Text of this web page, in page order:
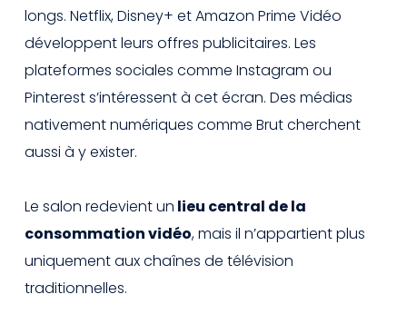
longs. Netflix, Disney+ et Amazon Prime Vidéo
développent leurs offres publicitaires. Les
plateformes sociales comme Instagram ou
Pinterest s’intéressent à cet écran. Des médias
nativement numériques comme Brut cherchent
aussi à y exister.
Le salon redevient un lieu central de la
consommation vidéo, mais il n’appartient plus
uniquement aux chaînes de télévision
traditionnelles.